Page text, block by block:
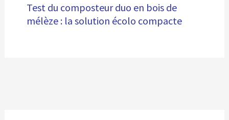
Test du composteur duo en bois de
mélèze : la solution écolo compacte